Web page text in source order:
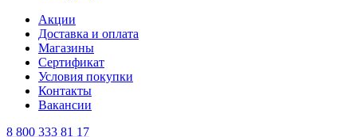
Акции
Доставка и оплата
Магазины
Сертификат
Условия покупки
Контакты
Вакансии
8 800 333 81 17